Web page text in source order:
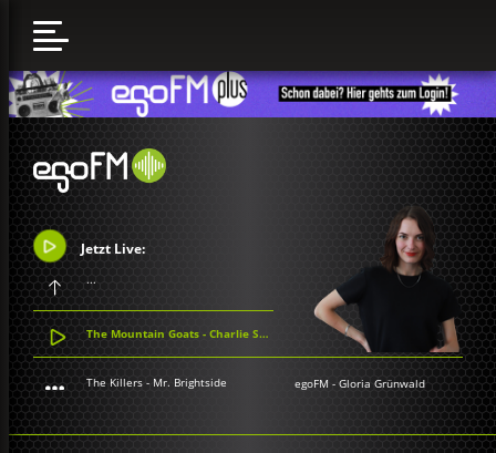
Jetzt Live:
...
The Mountain Goats - Charlie Sheen Reaches Out to the Feds
The Killers - Mr. Brightside egoFM -Gloria Grünwald